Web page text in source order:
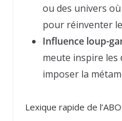
ou des univers
pour réinventer
Influence loup-
meute inspire les
imposer la
Lexique rapide de